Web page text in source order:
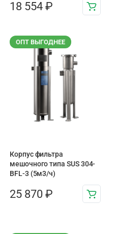
18 554 ₽
ОПТ ВЫГОДНЕЕ
Корпус фильтра
мешочного типа SUS 304-
BFL-3 (5м3/ч)
25 870 ₽